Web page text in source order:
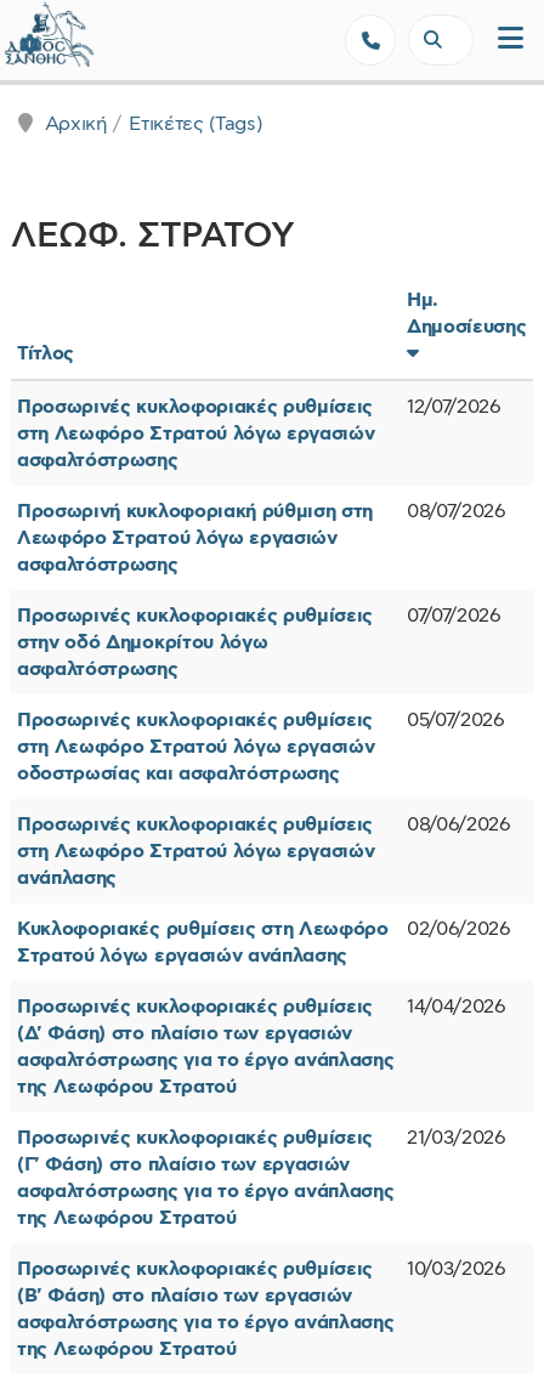
Αρχική Ετικέτες (Tags)
ΛΕΩΦ. ΣΤΡΑΤΟΥ
Τίτλος
Ημ.
Δημοσίευσης
Προσωρινές κυκλοφοριακές ρυθμίσεις
στη Λεωφόρο Στρατού λόγω εργασιών
ασφαλτόστρωσης
12/07/2026
Προσωρινή κυκλοφοριακή ρύθμιση στη
Λεωφόρο Στρατού λόγω εργασιών
ασφαλτόστρωσης
08/07/2026
Προσωρινές κυκλοφοριακές ρυθμίσεις
στην οδό Δημοκρίτου λόγω
ασφαλτόστρωσης
07/07/2026
Προσωρινές κυκλοφοριακές ρυθμίσεις
στη Λεωφόρο Στρατού λόγω εργασιών
οδοστρωσίας και ασφαλτόστρωσης
05/07/2026
Προσωρινές κυκλοφοριακές ρυθμίσεις
στη Λεωφόρο Στρατού λόγω εργασιών
ανάπλασης
08/06/2026
Κυκλοφοριακές ρυθμίσεις στη Λεωφόρο
Στρατού λόγω εργασιών ανάπλασης
02/06/2026
Προσωρινές κυκλοφοριακές ρυθμίσεις
(Δ' Φάση) στο πλαίσιο των εργασιών
ασφαλτόστρωσης για το έργο ανάπλασης
της Λεωφόρου Στρατού
14/04/2026
Προσωρινές κυκλοφοριακές ρυθμίσεις
(Γ' Φάση) στο πλαίσιο των εργασιών
ασφαλτόστρωσης για το έργο ανάπλασης
της Λεωφόρου Στρατού
21/03/2026
Προσωρινές κυκλοφοριακές ρυθμίσεις
(Β' Φάση) στο πλαίσιο των εργασιών
ασφαλτόστρωσης για το έργο ανάπλασης
της Λεωφόρου Στρατού
10/03/2026